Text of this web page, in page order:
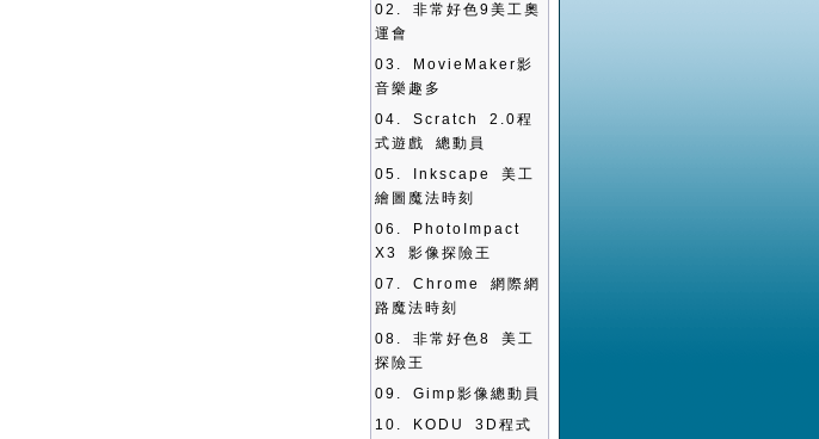
02. 非常好色9美工奧
運會
03.
MovieMaker影
音樂趣多
04. Scratch 2.0程
式遊戲 總動員
05.
Inkscape 美工
繪圖魔法時刻
06.
PhotoImpact
X3 影像探險王
07. Chrome 網際網
路魔法時刻
08. 非常好色8 美工
探險王
09. Gimp影像總動員
10.
KODU 3D程式